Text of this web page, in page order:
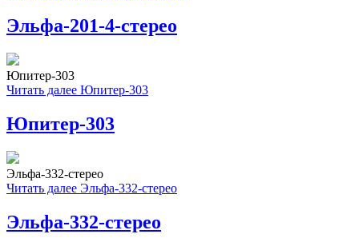
Эльфа-201-4-стерео
Юпитер-303
Читать далее Юпитер-303
Юпитер-303
Эльфа-332-стерео
Читать далее Эльфа-332-стерео
Эльфа-332-стерео